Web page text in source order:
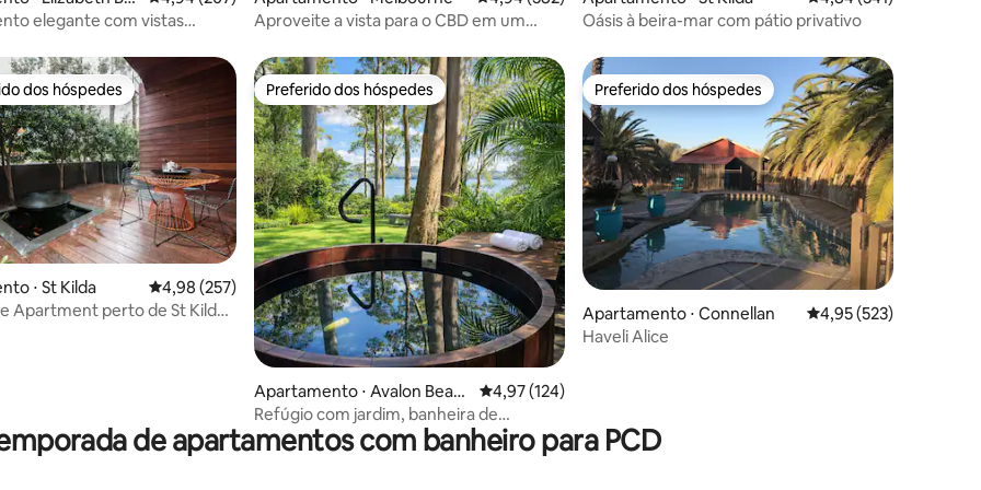
elegante com vistas
Aproveite a vista para o CBD em um
Oásis à beira-mar com pátio privativo
de 5, 105 avaliações
preferidos dos hóspedes
dos hóspedes
⋅ St Kilda 4,98 de uma avaliação média de 5, 257 avaliações
4,98 (257)
Apartment perto de St Kilda
Preferido dos hóspedes
Preferido dos hóspedes
Apartamento ⋅ Avalon Beac
h
4,97 de uma avaliação média de 5, 124 avaliações
4,97 (124)
Refúgio com jardim, banheira de
hidromassagem e vista deslumbrante
para a água
Preferido dos hóspedes
Preferido dos hóspedes
Apartamento ⋅ Connellan 4,95 de uma avaliação
4,95 (523)
Haveli Alice
de apartamentos com banheiro para PCD